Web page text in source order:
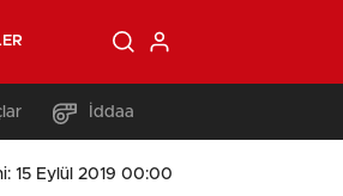
İddaa
15 Eylül 2019 00:00